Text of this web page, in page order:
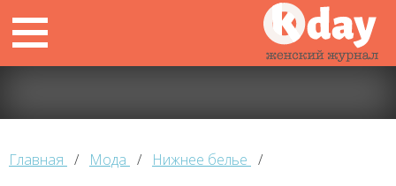
Главная / Мода / Нижнее белье /